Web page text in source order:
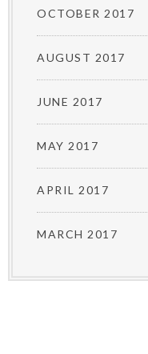
OCTOBER 2017
AUGUST 2017
JUNE 2017
MAY 2017
APRIL 2017
MARCH 2017